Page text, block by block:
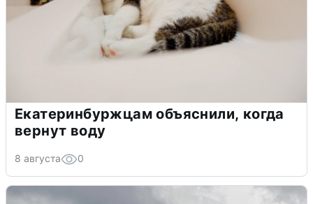
Екатеринбуржцам объяснили, когда
вернут воду
8 августа 0